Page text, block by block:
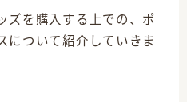
ズを購入する上での、ポ
について紹介していきま